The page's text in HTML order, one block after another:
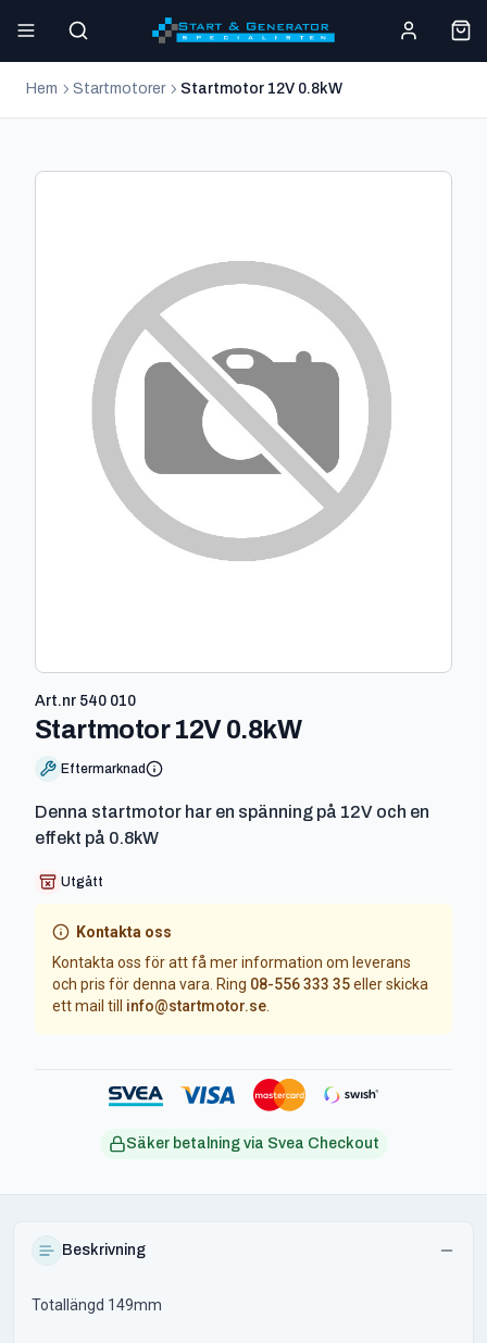
Hem Startmotorer Startmotor 12V 0.8kW
Art.nr 540 010
Startmotor 12V 0.8kW-
Eftermarknad
Denna startmotor har en spänning på 12V och en
effekt på 0.8kW
Utgått
Kontakta oss
Kontakta oss för att få mer information om leverans
och pris för denna vara. Ring 08-556 333 35eller skicka
ett mail till
info@startmotor.se
Säker betalning via Svea Checkout
Beskrivning
Totallängd 149mm